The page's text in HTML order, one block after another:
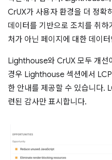
CrUX가 사용자 환경을 더 정확
데이터를 기반으로 조치를 취
처가 아닌 페이지에 대한 데이
Lighthouse와 CrUX 모두 개선
경우 Lighthouse 섹션에서
한 안내를 제공할 수 있습니다.
련된 감사만 표시합니다.